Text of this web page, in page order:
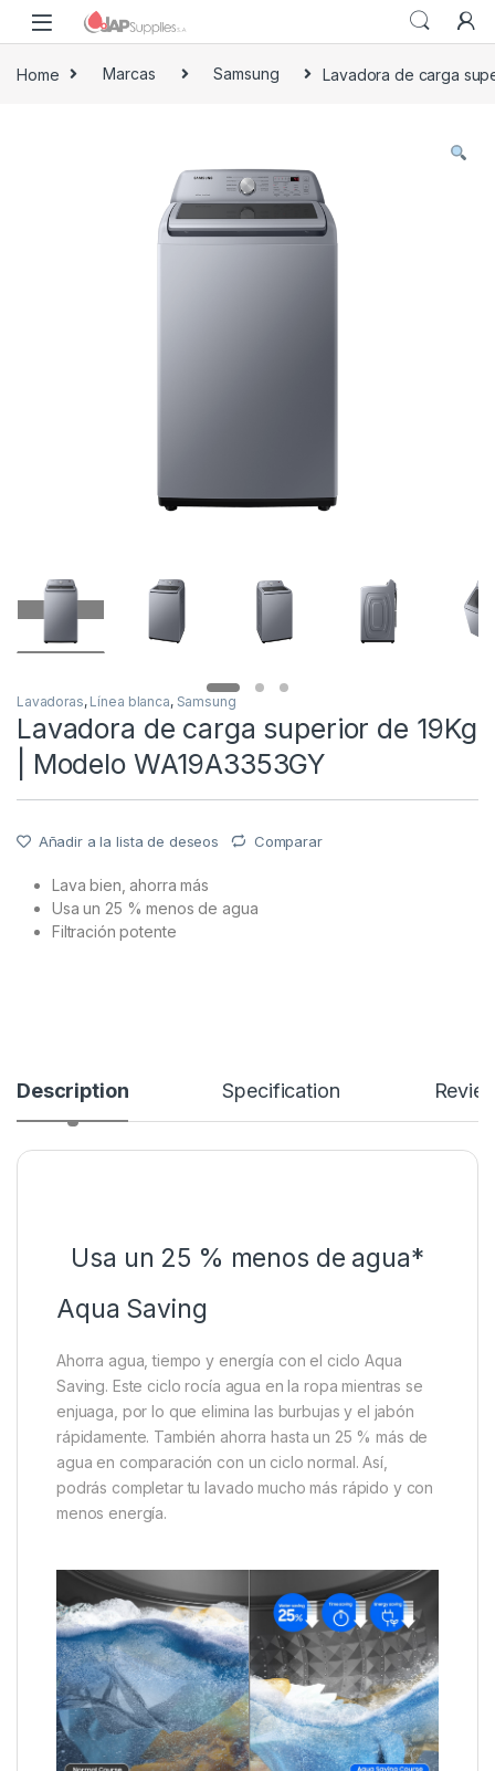
Home Marcas Samsung Lavadora de carga
Lavadoras, Línea blanca, Samsung
Lavadora de carga superior de 19Kg
| Modelo WA19A3353GY
Añadir a la lista de deseos Comparar
Lava bien, ahorra más
Usa un 25 % menos de agua
Filtración potente
Description Specification
Usa un 25 % menos de agua*
Aqua Saving
Ahorra agua, tiempo y energía con el ciclo Aqua
Saving. Este ciclo rocía agua en la ropa mientras se
enjuaga, por lo que elimina las burbujas y el jabón
rápidamente. También ahorra hasta un 25 % más de
agua en comparación con un ciclo normal. Así,
podrás completar tu lavado mucho más rápido y con
menos energía.